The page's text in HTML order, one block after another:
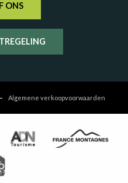
ONS
Algemene verkoopvoorwaarden